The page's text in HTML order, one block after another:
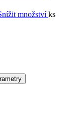
množstvíks